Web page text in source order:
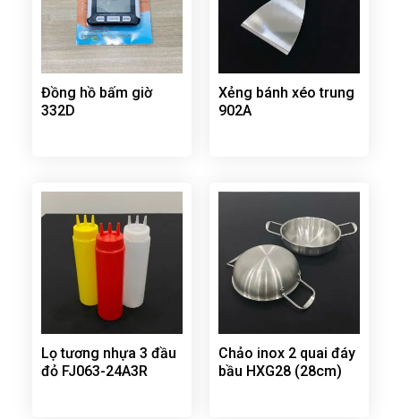
Đồng hồ bấm giờ
332D
Xẻng bánh xéo trung
902A
Lọ tương nhựa 3 đầu
đỏ FJ063-24A3R
Chảo inox 2 quai đáy
bầu HXG28 (28cm)